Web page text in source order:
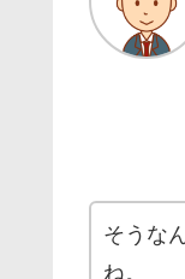
そうな
ね。